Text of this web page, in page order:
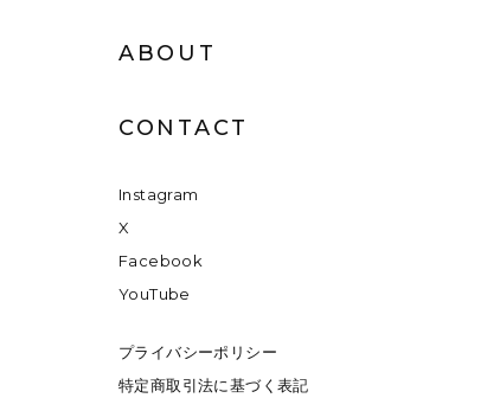
ABOUT
CONTACT
Instagram
X
Facebook
YouTube
プライバシーポリシー
特定商取引法に基づく表記